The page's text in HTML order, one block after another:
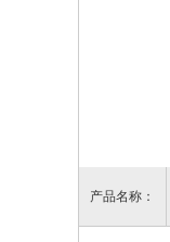
产品名称：